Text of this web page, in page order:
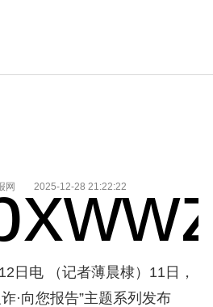
网 2025-12-28 21:22:22
日电 （记者薄晨棣）11日，
·向您报告”主题系列发布